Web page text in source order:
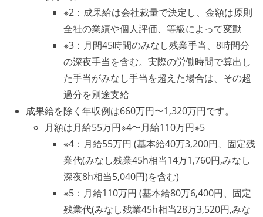
※2：成果給は会社裁量で決定し、金額は原則
全社の業績や個人評価、等級によって変動
※3：月間45時間のみなし残業手当、8時間分
の深夜手当を含む。実際の労働時間で算出し
た手当がみなし手当を超えた場合は、その超
過分を別途支給
成果給を除く年収例は660万円〜1,320万円です。
月額は月給55万円※4〜月給110万円※5
※4：月給55万円 (基本給40万3,200円、固定残
業代(みなし残業45h相当14万1,760円,みなし
深夜8h相当5,040円)を含む)
※5：月給110万円 (基本給80万6,400円、固定
残業代(みなし残業45h相当28万3,520円,みな